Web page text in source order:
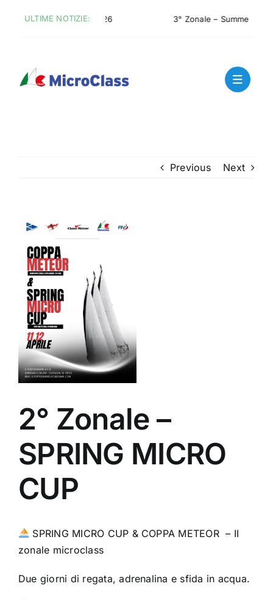
ULTIME NOTIZIE:
MicroClass Italia 2026 3° Zonale – Summer Micro
Previous Next
View
Image
2° Zonale –
SPRING MICRO
CUP
SPRING MICRO CUP & COPPA METEOR – II
zonale microclass
Due giorni di regata, adrenalina e sfida in acqua.